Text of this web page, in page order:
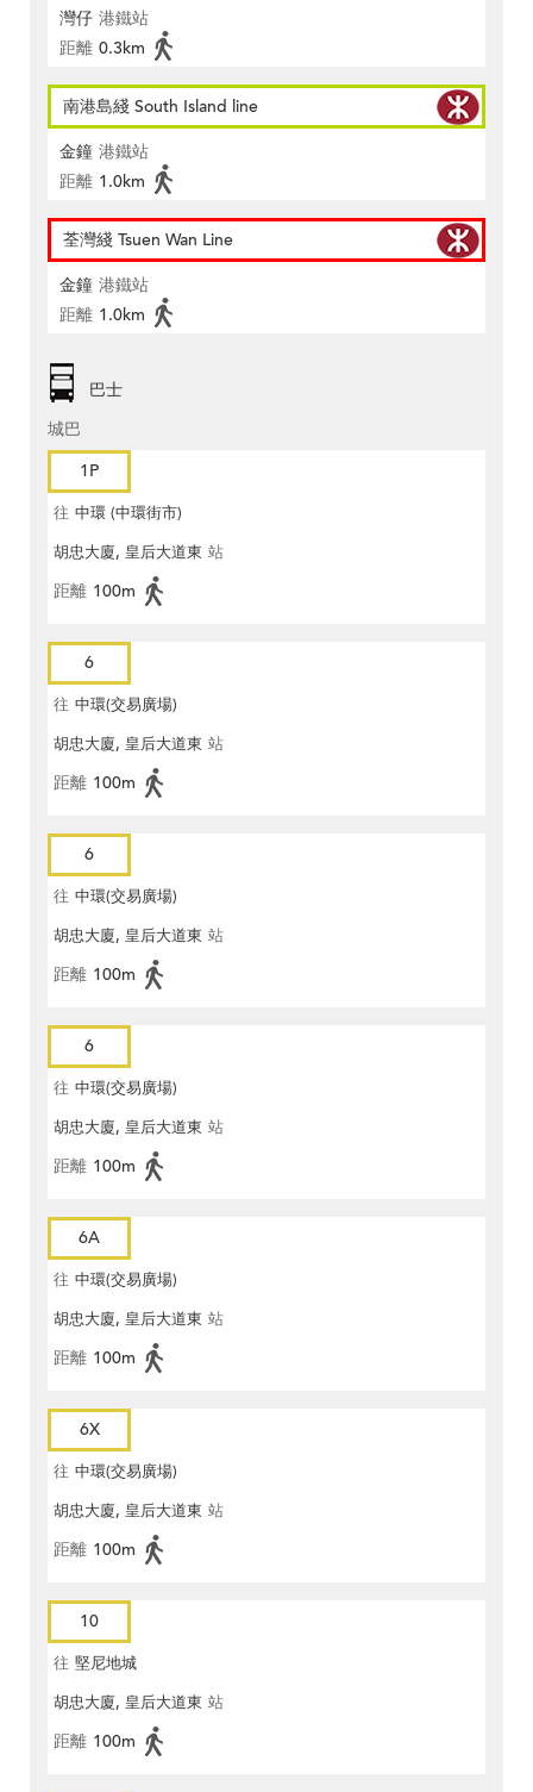
灣仔 港鐵站
距離 0.3km
南港島綫 South Island line
金鐘 港鐵站
距離 1.0km
荃灣綫 Tsuen Wan Line
金鐘 港鐵站
距離 1.0km
巴士
城巴
1P
往 中環 (中環街市)
胡忠大廈, 皇后大道東 站
距離 100m
6
往 中環(交易廣場)
胡忠大廈, 皇后大道東 站
距離 100m
6
往 中環(交易廣場)
胡忠大廈, 皇后大道東 站
距離 100m
6
往 中環(交易廣場)
胡忠大廈, 皇后大道東 站
距離 100m
6A
往 中環(交易廣場)
胡忠大廈, 皇后大道東 站
距離 100m
6X
往 中環(交易廣場)
胡忠大廈, 皇后大道東 站
距離 100m
10
往 堅尼地城
胡忠大廈, 皇后大道東 站
距離 100m